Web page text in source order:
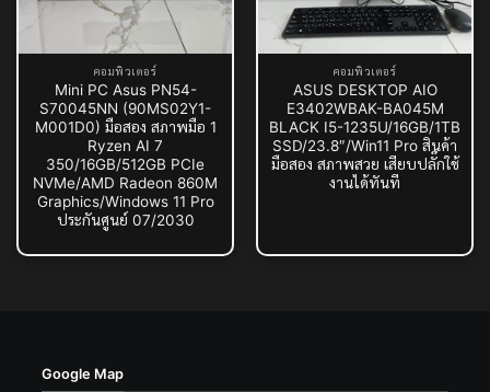
คอมพิวเตอร์
Mini PC Asus PN54-
S70045NN (90MS02Y1-
M001D0) มือสอง สภาพมือ 1
Ryzen AI 7
350/16GB/512GB PCIe
NVMe/AMD Radeon 860M
Graphics/Windows 11 Pro
ประกันศูนย์ 07/2030
คอมพิวเตอร์
ASUS DESKTOP AIO
E3402WBAK-BA045M
BLACK I5-1235U/16GB/1TB
SSD/23.8″/Win11 Pro สินค้า
มือสอง สภาพสวย เสียบปลั๊กใช้
งานได้ทันที
Google Map